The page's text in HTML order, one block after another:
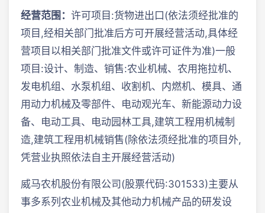
经营范围： 许可项目:货物进出口(依法须经批准的
项目,经相关部门批准后方可开展经营活动,具体经
营项目以相关部门批准文件或许可证件为准)一般
项目:设计、制造、销售:农业机械、农用拖拉机、
发电机组、水泵机组、收割机、内燃机、模具、通
用动力机械及零部件、电动观光车、新能源动力设
备、电动工具、电动园林工具,建筑工程用机械制
造,建筑工程用机械销售(除依法须经批准的项目外,
凭营业执照依法自主开展经营活动)
威马农机股份有限公司(股票代码:301533)主要从
事多系列农业机械及其他动力机械产品的研发设